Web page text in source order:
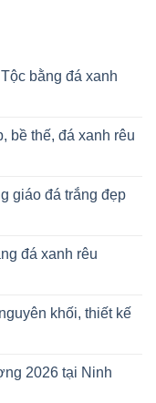
bằng đá xanh
bề thế, đá xanh rêu
giáo đá trắng đẹp
đá xanh rêu
khối, thiết kế
2026 tại Ninh